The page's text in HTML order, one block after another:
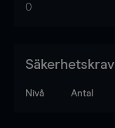
0
Säkerhetskrav
Nivå Antal